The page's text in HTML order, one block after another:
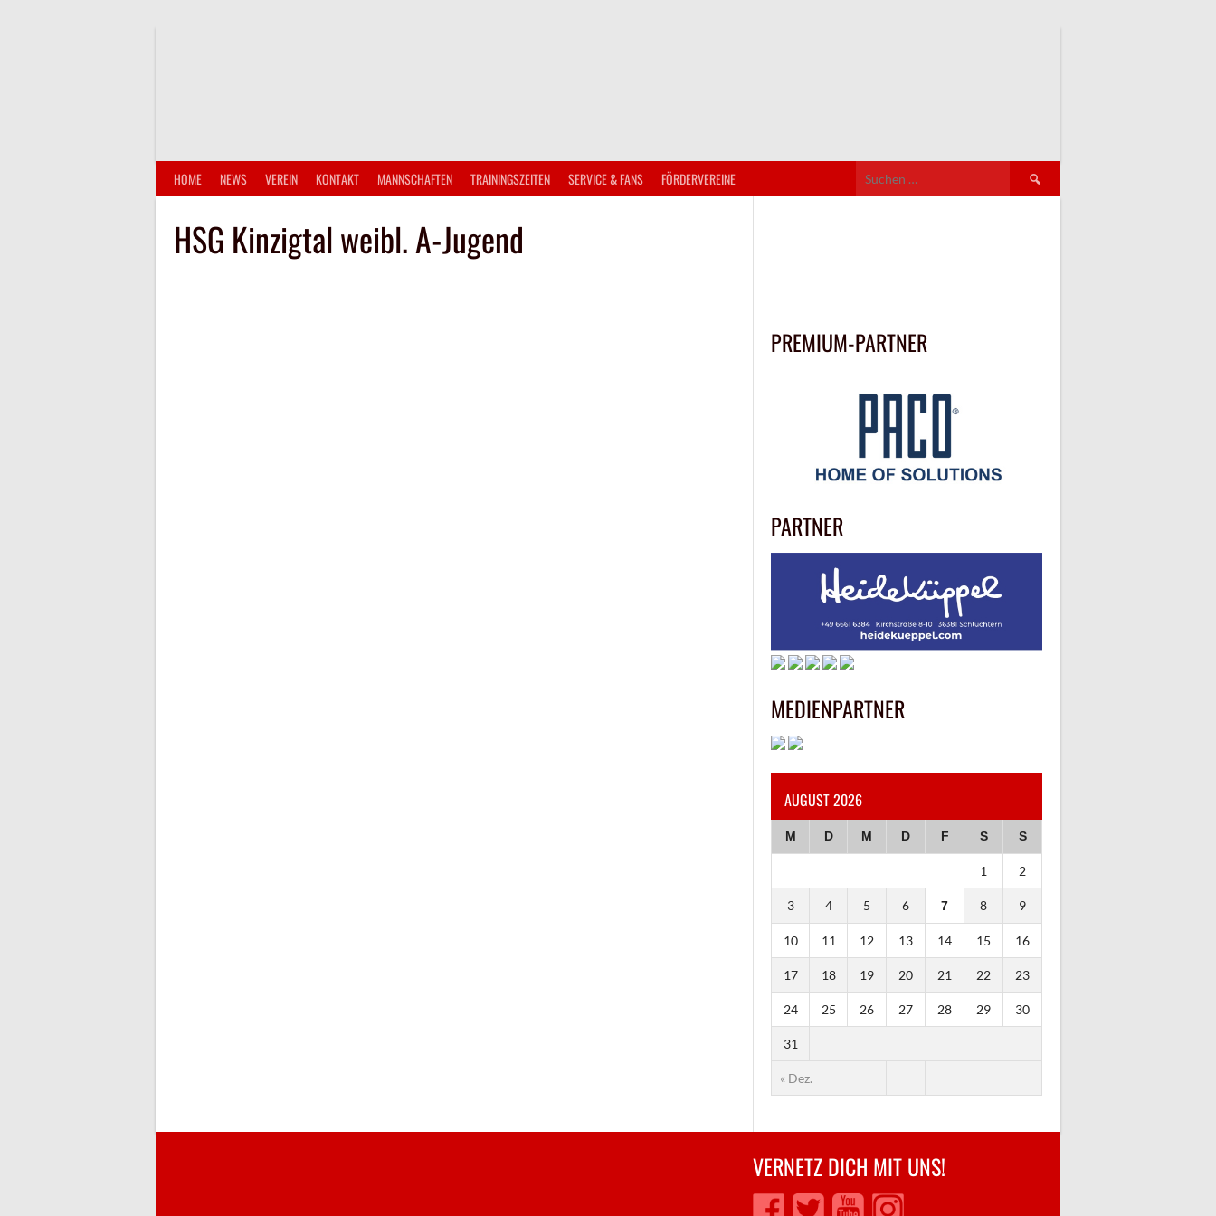
HOME NEWS VEREIN KONTAKT MANNSCHAFTEN TRAININGSZEITEN SERVICE & FANS FÖRDERVEREINE
Suchen
nach:
HSG Kinzigtal weibl. A-Jugend
PREMIUM-PARTNER
PARTNER
MEDIENPARTNER
AUGUST 2026
M D M D F S S
« Dez.
1 2
3 4 5 6 7 8 9
10 11 12 13 14 15 16
17 18 19 20 21 22 23
24 25 26 27 28 29 30
31
VERNETZ DICH MIT UNS!